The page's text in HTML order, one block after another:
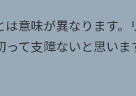
意味が異なります
て支障ないと思い